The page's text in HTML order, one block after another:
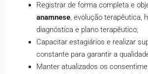
Registrar de forma completa e
anamnese, evolução terapêutica,
diagnóstica e plano terapêutico;
Capacitar estagiários e realizar
constante para garantir a
Manter atualizados os